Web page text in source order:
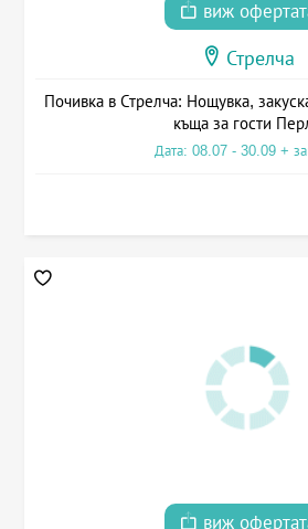
виж
Стрелча
Почивка в Стрелча: Нощувка,
къща за гости
Дата: 08.07 - 30.09 +
виж